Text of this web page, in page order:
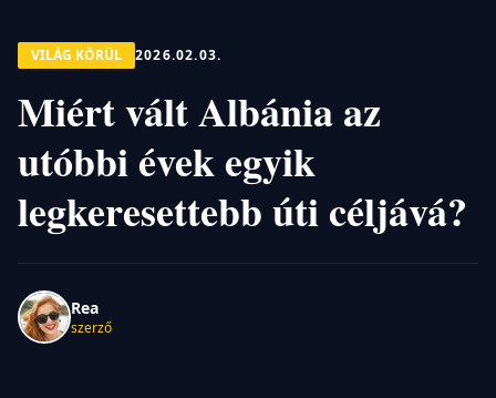
VILÁG KÖRÜL 2026.02.03.
Miért vált Albánia az
utóbbi évek egyik
legkeresettebb úti céljává?
Rea
szerző